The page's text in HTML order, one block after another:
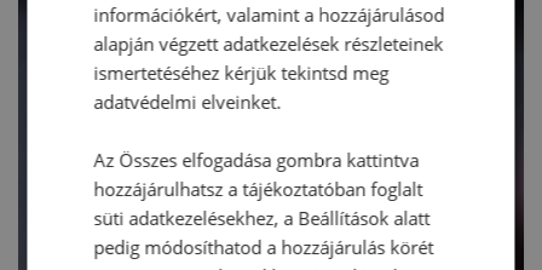
információkért, valamint a hozzájárulásod
alapján végzett adatkezelések részleteinek
ismertetéséhez kérjük tekintsd meg
adatvédelmi elveinket.
Az Összes elfogadása gombra kattintva
hozzájárulhatsz a tájékoztatóban foglalt
süti adatkezelésekhez, a Beállítások alatt
pedig módosíthatod a hozzájárulás körét